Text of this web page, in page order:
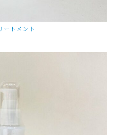
ートメント